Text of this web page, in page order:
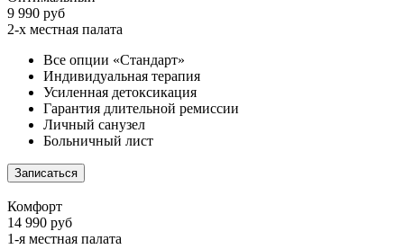
9 990 руб
2-х местная палата
Все опции «Стандарт»
Индивидуальная терапия
Усиленная детоксикация
Гарантия длительной ремиссии
Личный санузел
Больничный лист
Записаться
Комфорт
14 990 руб
1-я местная палата